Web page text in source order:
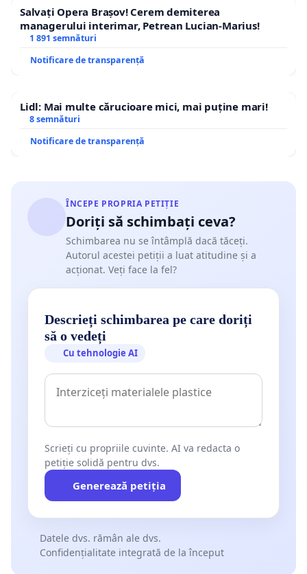
Salvați Opera Brașov! Cerem demiterea
managerului interimar, Petrean Lucian-Marius!
1 891 semnături
Notificare de transparență
Lidl: Mai multe cărucioare mici, mai puține mari!
8 semnături
Notificare de transparență
ÎNCEPE PROPRIA PETIȚIE
Doriți să schimbați ceva?
Schimbarea nu se întâmplă dacă tăceți.
Autorul acestei petiții a luat atitudine și a
acționat. Veți face la fel?
Descrieți schimbarea pe care doriți
să o vedeți
Cu tehnologie AI
Scrieți cu propriile cuvinte. AI va redacta o
petiție solidă pentru dvs.
Generează petiția
Datele dvs. rămân ale dvs.
Confidențialitate integrată de la început